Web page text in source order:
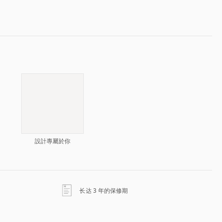
設計專屬於你
长达 3 年的保修期